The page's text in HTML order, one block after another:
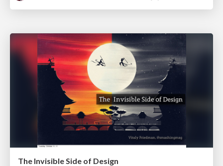
The Invisible Side of Design